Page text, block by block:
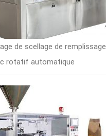
de scellage de remplissage
rotatif automatique